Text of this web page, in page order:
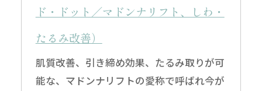
ド・ドット／マドンナリフト、しわ・
たるみ改善）
肌質改善、引き締め効果、たるみ取りが可
能な、マドンナリフトの愛称で呼ばれ今が